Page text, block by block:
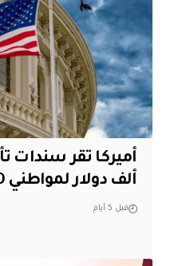
ألف دولار لمواطني 50 دولة
قبل 5 أيام